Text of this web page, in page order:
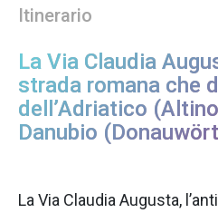
Itinerario
La Via Claudia
strada romana che
dell’Adriatico
Danubio
La Via Claudia Augusta,